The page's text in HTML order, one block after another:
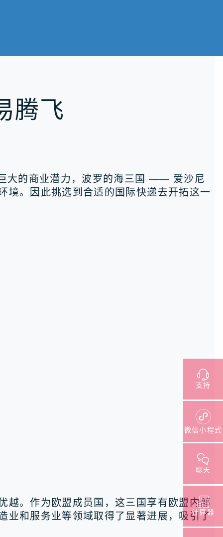
腾飞
大的商业潜力，波罗的海三国 —— 爱沙尼
境。因此挑选到合适的国际快递去开拓这一
。作为欧盟成员国，这三国享有欧盟内部
业和服务业等领域取得了显著进展，吸引了
支持
微信小程式
聊天
计算器